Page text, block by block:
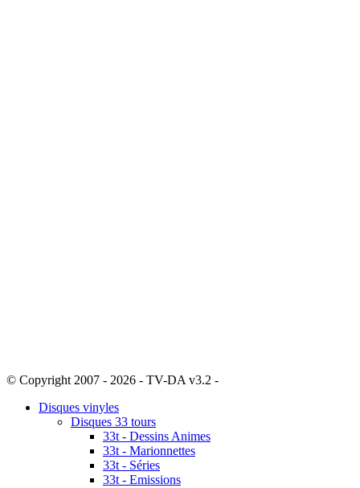
© Copyright 2007 - 2026 - TV-DA v3.2 -
Disques vinyles
Disques 33 tours
33t - Dessins Animes
33t - Marionnettes
33t - Séries
33t - Emissions